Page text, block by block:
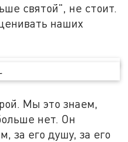
святой", не стоит.
наших
Мы это знаем,
нет. Он
за его душу, за его